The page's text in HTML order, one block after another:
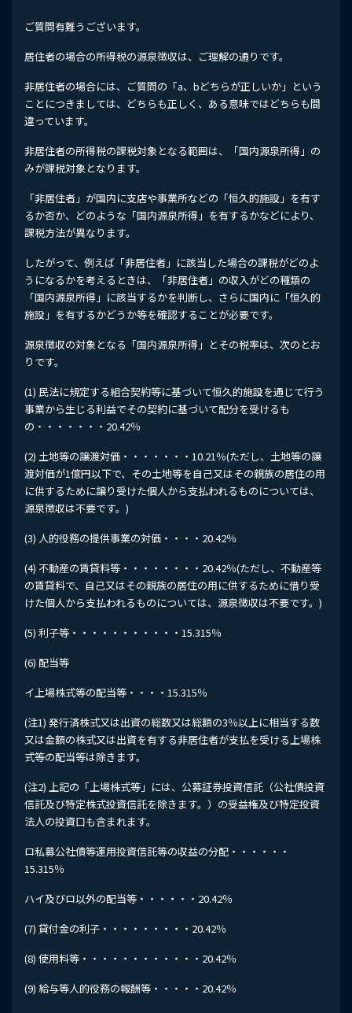
ご質問有難うございます。
居住者の場合の所得税の源泉徴収は、ご理解の通りです。
非居住者の場合には、ご質問の「a、bどちらが正しいか」という
ことにつきましては、どちらも正しく、ある意味ではどちらも間
違っています。
非居住者の所得税の課税対象となる範囲は、「国内源泉所得」の
みが課税対象となります。
「非居住者」が国内に支店や事業所などの「恒久的施設」を有す
るか否か、どのような「国内源泉所得」を有するかなどにより、
課税方法が異なります。
したがって、例えば「非居住者」に該当した場合の課税がどのよ
うになるかを考えるときは、「非居住者」の収入がどの種類の
「国内源泉所得」に該当するかを判断し、さらに国内に「恒久的
施設」を有するかどうか等を確認することが必要です。
源泉徴収の対象となる「国内源泉所得」とその税率は、次のとお
りです。
(1) 民法に規定する組合契約等に基づいて恒久的施設を通じて行う
事業から生じる利益でその契約に基づいて配分を受けるも
の・・・・・・・20.42％
(2) 土地等の譲渡対価・・・・・・・10.21％(ただし、土地等の譲
渡対価が1億円以下で、その土地等を自己又はその親族の居住の用
に供するために譲り受けた個人から支払われるものについては、
源泉徴収は不要です。)
(3) 人的役務の提供事業の対価・・・・20.42％
(4) 不動産の賃貸料等・・・・・・・・20.42％(ただし、不動産等
の賃貸料で、自己又はその親族の居住の用に供するために借り受
けた個人から支払われるものについては、源泉徴収は不要です。)
(5) 利子等・・・・・・・・・・・15.315％
(6) 配当等
イ上場株式等の配当等・・・・15.315％
(注1) 発行済株式又は出資の総数又は総額の3％以上に相当する数
又は金額の株式又は出資を有する非居住者が支払を受ける上場株
式等の配当等は除きます。
(注2) 上記の「上場株式等」には、公募証券投資信託（公社債投資
信託及び特定株式投資信託を除きます。）の受益権及び特定投資
法人の投資口も含まれます。
ロ私募公社債等運用投資信託等の収益の分配・・・・・・
15.315％
ハイ及びロ以外の配当等・・・・・・20.42％
(7) 貸付金の利子・・・・・・・・・20.42％
(8) 使用料等・・・・・・・・・・・・20.42％
(9) 給与等人的役務の報酬等・・・・・20.42％